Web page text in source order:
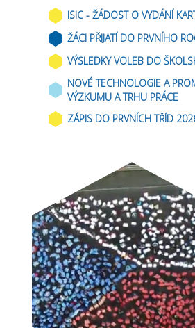
ISIC - ŽÁDOST O VYDÁNÍ
ŽÁCI PŘIJATÍ DO PRVNÍHO
VÝSLEDKY VOLEB DO
NOVÉ TECHNOLOGIE A
VÝZKUMU A TRHU PRÁCE
ZÁPIS DO PRVNÍCH TŘÍD